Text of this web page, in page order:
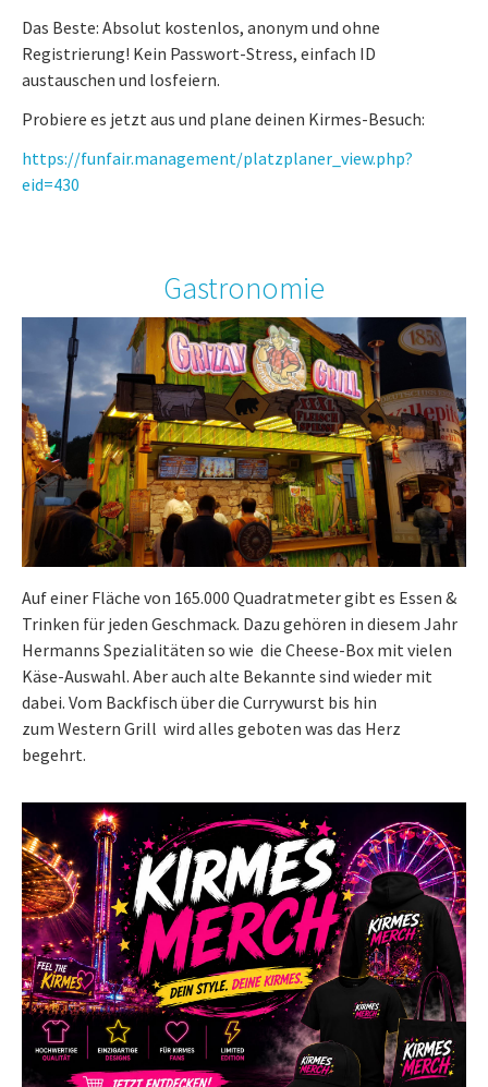
Das Beste: Absolut kostenlos, anonym und ohne
Registrierung! Kein Passwort-Stress, einfach ID
austauschen und losfeiern.
Probiere es jetzt aus und plane deinen Kirmes-Besuch:
https://funfair.management/platzplaner_view.php?
eid=430
Gastronomie
Auf einer Fläche von 165.000 Quadratmeter gibt es Essen &
Trinken für jeden Geschmack. Dazu gehören in diesem Jahr
Hermanns Spezialitäten so wie die Cheese-Box mit vielen
Käse-Auswahl. Aber auch alte Bekannte sind wieder mit
dabei. Vom Backfisch über die Currywurst bis hin
zum Western Grill wird alles geboten was das Herz
begehrt.